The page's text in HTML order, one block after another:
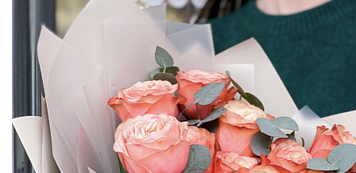
УПАКОВКЕ (PREMIUM)
Добавить отзыв
5820
Купить
Купить в 1 клик